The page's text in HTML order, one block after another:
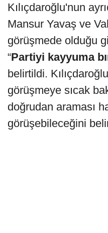
Kılıçdaroğlu'nun
Mansur Yavaş ve
görüşmede olduğu
“Partiyi kayyuma
belirtildi.
görüşmeye sıcak
doğrudan araması
görüşebileceğini